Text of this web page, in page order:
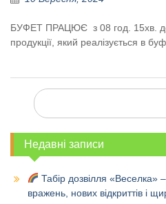
БУФЕТ ПРАЦЮЄ з 08 год. 15хв.
продукції, який реалізується в
Шукати:
Недавні записи
Табір дозвілля «Веселка»
вражень, нових відкриттів і